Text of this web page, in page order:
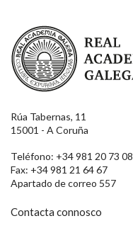
Real Academia Galega
Rúa Tabernas, 11
15001 - A Coruña
Teléfono: +34 981 20 73 08
Fax: +34 981 21 64 67
Apartado de correo 557
Contacta connosco